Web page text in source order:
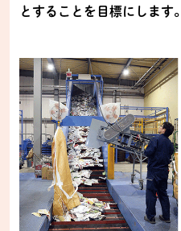
とすることを目標にします。